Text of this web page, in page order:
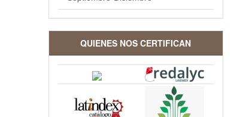
QUIENES NOS CERTIFICAN